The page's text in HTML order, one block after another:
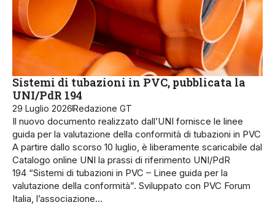
Sistemi di tubazioni in PVC, pubblicata la
UNI/PdR 194
29 Luglio 2026Redazione GT
Il nuovo documento realizzato dall’UNI fornisce le linee
guida per la valutazione della conformità di tubazioni in PVC
A partire dallo scorso 10 luglio, è liberamente scaricabile dal
Catalogo online UNI la prassi di riferimento UNI/PdR
194 “Sistemi di tubazioni in PVC – Linee guida per la
valutazione della conformità”. Sviluppato con PVC Forum
Italia, l’associazione…